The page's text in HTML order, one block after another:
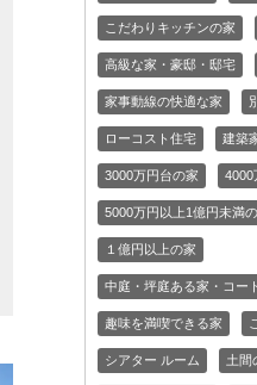
こだわりキッチンの家
高級な家・豪邸・邸宅
家事動線の快適な家
ローコスト住宅 建築
3000万円台の家 4000
5000万円以上1億円未満
１億円以上の家
中庭・坪庭ある家・コー
趣味を満喫できる家
シアター ルーム 土間